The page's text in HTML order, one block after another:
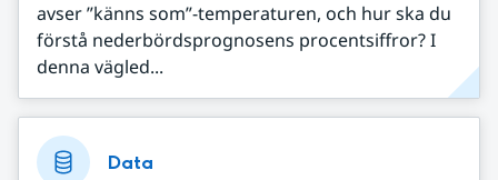
avser ”känns som”-temperaturen, och hur ska du
förstå nederbördsprognosens procentsiffror? I
denna vägled...
Data